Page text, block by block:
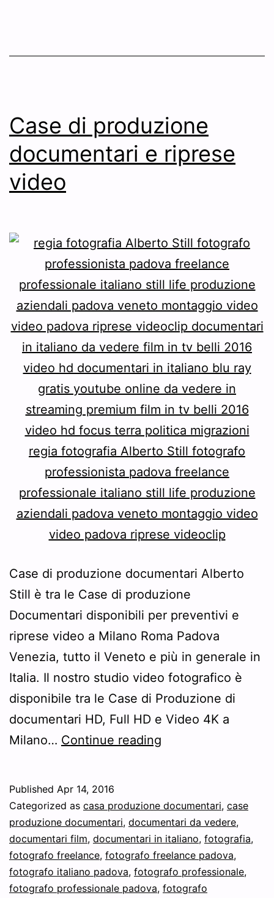
Case di produzione
documentari e riprese
video
Case di produzione documentari Alberto
Still è tra le Case di produzione
Documentari disponibili per preventivi e
riprese video a Milano Roma Padova
Venezia, tutto il Veneto e più in generale in
Italia. Il nostro studio video fotografico è
disponibile tra le Case di Produzione di
documentari HD, Full HD e Video 4K a
Milano… Continue reading
documentari
e
riprese
video
Published Apr 14, 2016
Categorized as casa produzione documentari, case
produzione documentari, documentari da vedere,
documentari film, documentari in italiano, fotografia,
fotografo freelance, fotografo freelance padova,
fotografo italiano padova, fotografo professionale,
fotografo professionale padova, fotografo